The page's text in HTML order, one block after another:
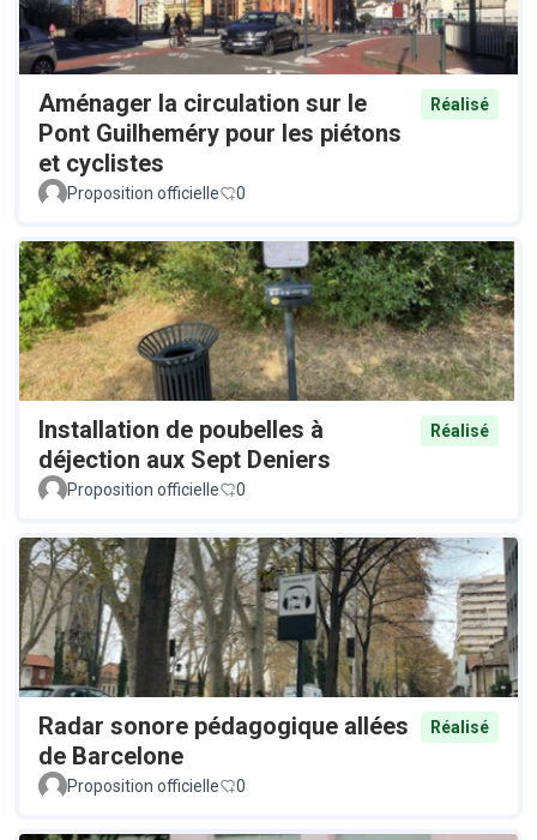
Aménager la circulation sur le
Pont Guilheméry pour les piétons
et cyclistes
Réalisé
Proposition officielle 0
Installation de poubelles à
déjection aux Sept Deniers
Réalisé
Proposition officielle 0
Radar sonore pédagogique allées
de Barcelone
Réalisé
Proposition officielle 0